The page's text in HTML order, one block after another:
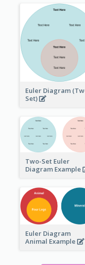
Euler Diagram
Set)
Two-Set Euler
Diagram Example
Euler Diagram
Animal Example